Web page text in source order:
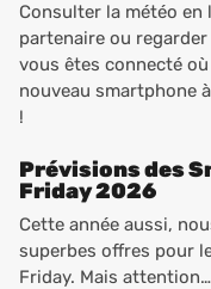
Consulter la météo en
partenaire ou
vous êtes connecté
nouveau smartphone
!
Prévisions des
Friday 2026
Cette année aussi,
superbes offres pour
Friday. Mais